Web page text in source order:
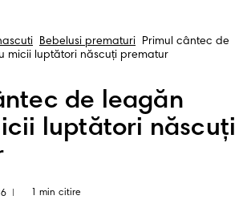
Bebelusi prematuri
Primul cântec de
micii luptători născuți prematur
de leagăn
luptători născuți
1 min citire